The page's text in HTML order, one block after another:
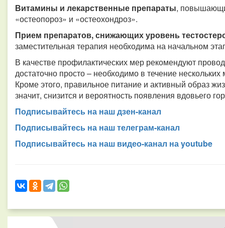
Витамины и лекарственные препараты,
«остеопороз» и «остеохондроз».
Прием препаратов, снижающих уровень
заместительная терапия необходима на начальном
В качестве профилактических мер рекомендуют
достаточно просто – необходимо в течение
Кроме этого, правильное питание и активный образ
значит, снизится и вероятность появления вдовьего
Подписывайтесь на наш дзен-канал
Подписывайтесь на наш телеграм-канал
Подписывайтесь на наш видео-канал на youtube